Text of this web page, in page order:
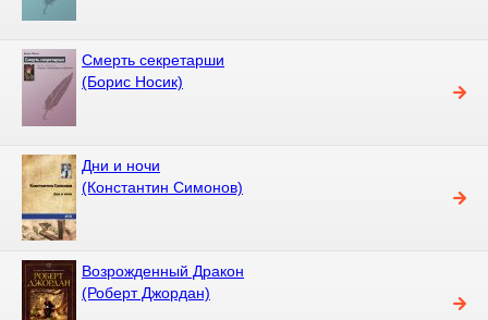
Смерть секретарши
(Борис Носик)
Дни и ночи
(Константин Симонов)
Возрожденный Дракон
(Роберт Джордан)